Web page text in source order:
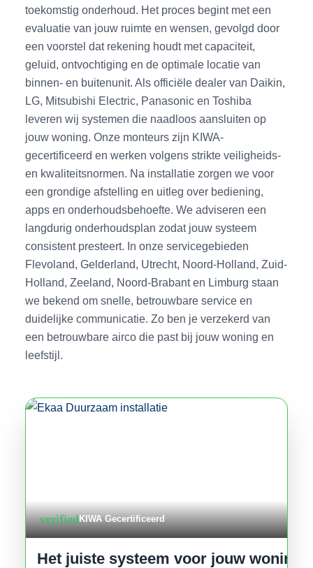
toekomstig onderhoud. Het proces begint met een
evaluatie van jouw ruimte en wensen, gevolgd door
een voorstel dat rekening houdt met capaciteit,
geluid, ontvochtiging en de optimale locatie van
binnen- en buitenunit. Als officiële dealer van Daikin,
LG, Mitsubishi Electric, Panasonic en Toshiba
leveren wij systemen die naadloos aansluiten op
jouw woning. Onze monteurs zijn KIWA-
gecertificeerd en werken volgens strikte veiligheids-
en kwaliteitsnormen. Na installatie zorgen we voor
een grondige afstelling en uitleg over bediening,
apps en onderhoudsbehoefte. We adviseren een
langdurig onderhoudsplan zodat jouw systeem
consistent presteert. In onze servicegebieden
Flevoland, Gelderland, Utrecht, Noord-Holland, Zuid-
Holland, Zeeland, Noord-Brabant en Limburg staan
we bekend om snelle, betrouwbare service en
duidelijke communicatie. Zo ben je verzekerd van
een betrouwbare airco die past bij jouw woning en
leefstijl.
verifiedKIWA Gecertificeerd
Het juiste systeem voor jouw woning